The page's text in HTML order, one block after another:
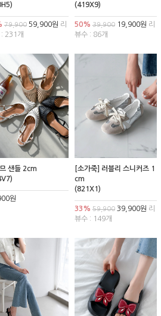
79,90059,900원 리
: 231개
(419X9)
50% 39,90019,900원 리
뷰수 : 86개
샌들 2cm
원
[소가죽] 러블리 스니커즈 1
cm
(821X1)
33% 59,90039,900원 리
뷰수 : 149개